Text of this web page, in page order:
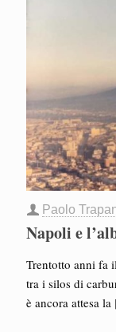
Paolo
Napoli e
Trentotto anni fa
tra i silos di
è ancora attesa la